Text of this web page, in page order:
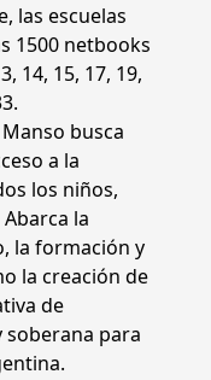
las escuelas
1500 netbooks
14, 15, 17, 19,
busca
a la
los niños,
la
la formación y
la creación de
de
soberana para